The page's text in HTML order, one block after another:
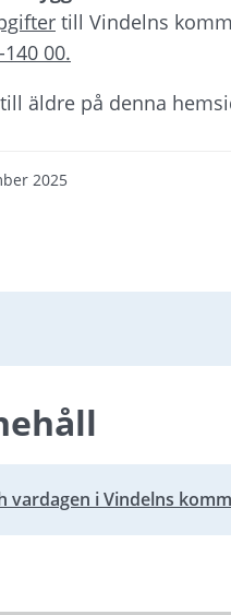
till Vindelns
140 00.
äldre på denna
2025
vardagen i Vindelns